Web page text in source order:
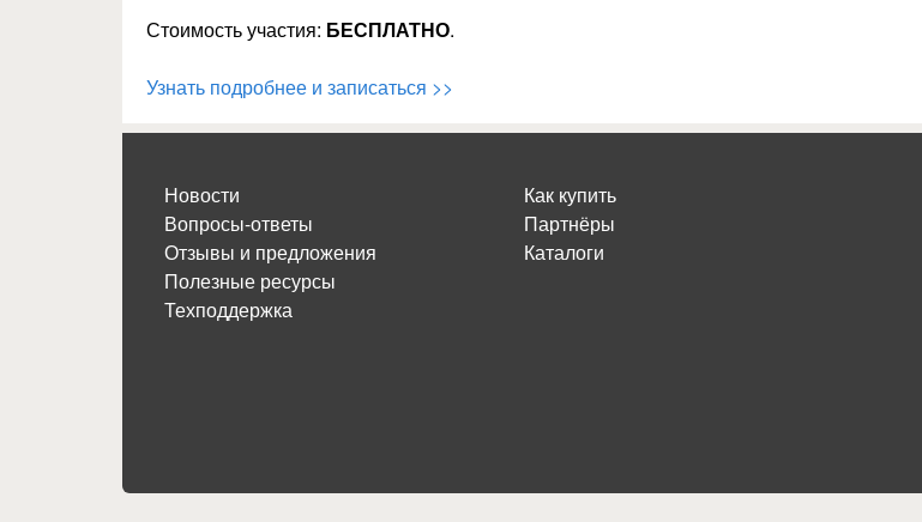
Стоимость участия: БЕСПЛАТНО.
Узнать подробнее и записаться >>
Новости
Вопросы-ответы
Отзывы и предложения
Полезные ресурсы
Техподдержка
Как купить
Партнёры
Каталоги